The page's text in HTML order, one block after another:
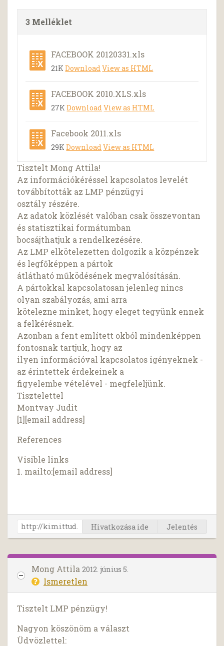
3 Melléklet
FACEBOOK 20120331.xls
21KDownload View as HTML
FACEBOOK 2010.XLS.xls
27KDownload View as HTML
Facebook 2011.xls
29KDownload View as HTML
Tisztelt Mong Attila!
Az információkéréssel kapcsolatos levelét
továbbították az LMP pénzügyi
osztály részére.
Az adatok közlését valóban csak összevontan
és statisztikai formátumban
bocsájthatjuk a rendelkezésére.
Az LMP elkötelezetten dolgozik a közpénzek
és legfőképpen a pártok
átlátható működésének megvalósításán.
A pártokkal kapcsolatosan jelenleg nincs
olyan szabályozás, ami arra
kötelezne minket, hogy eleget tegyünk ennek
a felkérésnek.
Azonban a fent említett okból mindenképpen
fontosnak tartjuk, hogy az
ilyen információval kapcsolatos igényeknek -
az érintettek érdekeinek a
figyelembe vételével - megfeleljünk.
Tisztelettel
Montvay Judit
[1][email address]
References
Visible links
1. mailto:[email address]
Hivatkozása ide Jelentés
Mong Attila 2012. június 5.
Ismeretlen
Tisztelt LMP pénzügy!
Nagyon köszönöm a választ
Üdvözlettel: